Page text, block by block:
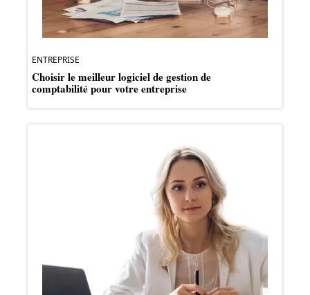
ENTREPRISE
Choisir le meilleur logiciel de gestion de
comptabilité pour votre entreprise